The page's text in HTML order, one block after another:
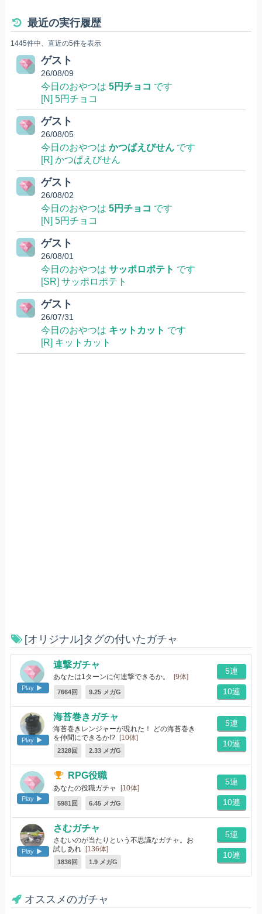
最近の実行履歴
1445件中、直近の5件を表示
ゲスト
26/08/09
今日のおやつは 5円チョコ です
[N] 5円チョコ
ゲスト
26/08/05
今日のおやつは かつぱえびせんです
[R] かつぱえびせん
ゲスト
26/08/02
今日のおやつは 5円チョコ です
[N] 5円チョコ
ゲスト
26/08/01
今日のおやつは サッポロポテト です
[SR] サッポロポテト
ゲスト
26/07/31
今日のおやつは キットカット です
[R] キットカット
[オリジナル]タグの付いたガチャ
Play
連撃ガチャ
あなたは1ターンに何連撃できるか。 [9体]
7664回 9.25 メガG
5連
10連
Play
海苔巻きガチャ
海苔巻きレンジャーが現れた！ どの海苔巻き
を仲間にできるか!? [10体]
2328回 2.33 メガG
5連
10連
Play
RPG役職
あなたの役職ガチャ [10体]
5981回 6.45 メガG
5連
10連
Play
さむガチャ
さむいのが当たりという不思議なガチャ。お
試しあれ [136体]
1836回 1.9 メガG
5連
10連
オススメのガチャ